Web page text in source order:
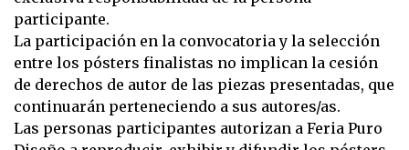
participante.
La participación en la convocatoria y la selección
entre los pósters finalistas no implican la cesión
de derechos de autor de las piezas presentadas, que
continuarán perteneciendo a sus autores/as.
Las personas participantes autorizan a Feria Puro